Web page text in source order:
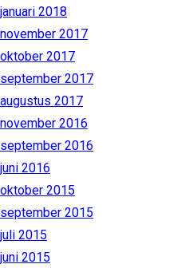
januari 2018
november 2017
oktober 2017
september 2017
augustus 2017
november 2016
september 2016
juni 2016
oktober 2015
september 2015
juli 2015
juni 2015